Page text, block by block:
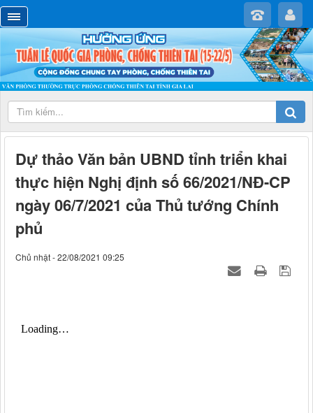
Dự thảo Văn bản UBND tỉnh triển khai
thực hiện Nghị định số 66/2021/NĐ-CP
ngày 06/7/2021 của Thủ tướng Chính
phủ
Chủ nhật - 22/08/2021 09:25